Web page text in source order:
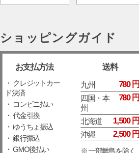
ショッピングガイド
お支払方法
・ クレジットカー
ド決済
・ コンビニ払い
・ 代金引換
・ ゆうちょ振込
・ 銀行振込
・ GMO後払い
送料
九州 780 円
四国・本
州
780 円
北海道 1,500 円
沖縄 2,500 円
※ 一部離島を除く